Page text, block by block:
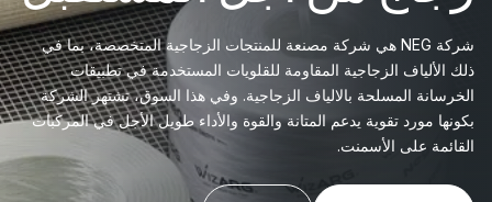
شركة NEG هي شركة مصنعة للمنتجات الزجاجية المتخصصة، بما في
ذلك الألياف الزجاجية المقاومة للقلويات المستخدمة في تطبيقات
الخرسانة المسلحة بالالياف الزجاجية. وفي هذا السوق، تشتهر الشركة
بكونها مورد تقوية يدعم المتانة والقوة والأداء طويل الأجل في المركبات
القائمة على الأسمنت.